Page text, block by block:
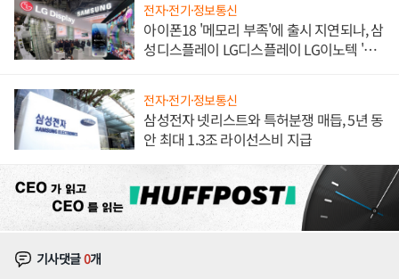
전자·전기·정보통신
아이폰18 '메모리 부족'에 출시 지연되나, 삼
성디스플레이 LG디스플레이 LG이노텍 '탈
전자·전기·정보통신
삼성전자 넷리스트와 특허분쟁 매듭, 5년 동
안 최대 1.3조 라이선스비 지급
기사댓글0개